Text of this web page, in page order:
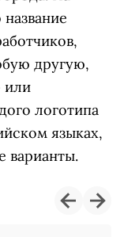
другую,
или
логотипа
языках,
варианты.